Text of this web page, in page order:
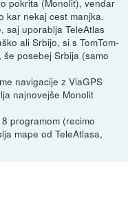
kar nekaj cest manjka.
saj uporablja TeleAtlas
ali Srbijo, si s TomTom-
posebej Srbija (samo
navigacije z ViaGPS
najnovejše Monolit
programom (recimo
mape od TeleAtlasa,